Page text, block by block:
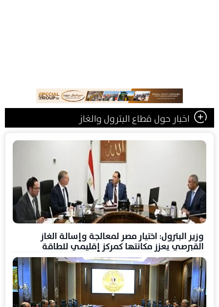
اخبار حول قطاع البترول والغاز
وزير البترول: اختيار مصر لمعالجة وإسالة الغاز
القبرصي يعزز مكانتها كمركز إقليمي للطاقة